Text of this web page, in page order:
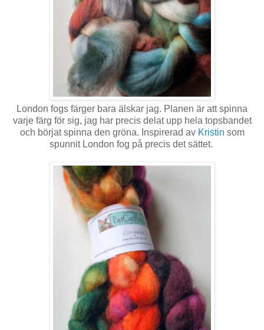
London fogs färger bara älskar jag. Planen är att spinna
varje färg för sig, jag har precis delat upp hela topsbandet
och börjat spinna den gröna. Inspirerad av Kristin som
spunnit London fog på precis det sättet.